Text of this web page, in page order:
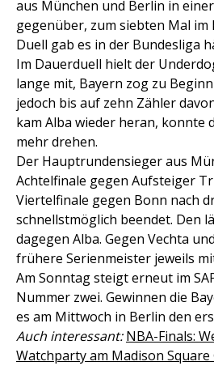
aus München und Berlin in
gegenüber, zum siebten Mal im
Duell gab es in der Bundesliga
Im Dauerduell hielt der
lange mit, Bayern zog zu
jedoch bis auf zehn Zähler
kam Alba wieder heran, konnte
mehr drehen.
Der Hauptrundensieger aus
Achtelfinale gegen Aufsteiger
Viertelfinale gegen Bonn nach
schnellstmöglich beendet. Den
dagegen Alba. Gegen Vechta
frühere Serienmeister jeweils
Am Sonntag steigt erneut im
Nummer zwei. Gewinnen die
es am Mittwoch in Berlin den
Auch interessant: NBA-Finals:
Watchparty am Madison